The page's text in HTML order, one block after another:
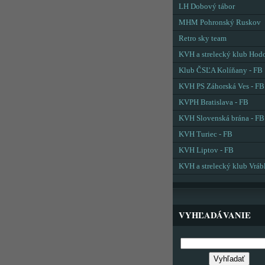
LH Dobový tábor
MHM Pohronský Ruskov
Retro sky team
KVH a strelecký klub
Klub ČSĽA Kolíňany - FB
KVH PS Záhorská Ves - FB
KVPH Bratislava - FB
KVH Slovenská brána - FB
KVH Turiec - FB
KVH Liptov - FB
KVH a strelecký klub
VYHĽADÁVANIE